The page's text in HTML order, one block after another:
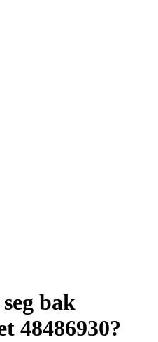
bak
48486930?